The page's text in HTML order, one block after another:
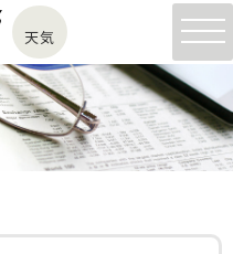
天気
天気
天気
天気